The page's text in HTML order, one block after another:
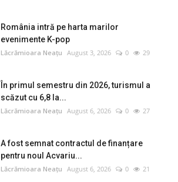
România intră pe harta marilor
evenimente K-pop
Lăcrămioara Neațu August 3, 2026 0 29
În primul semestru din 2026, turismul a
scăzut cu 6,8 la...
Lăcrămioara Neațu August 6, 2026 0 27
A fost semnat contractul de finanțare
pentru noul Acvariu...
Lăcrămioara Neațu August 6, 2026 0 21